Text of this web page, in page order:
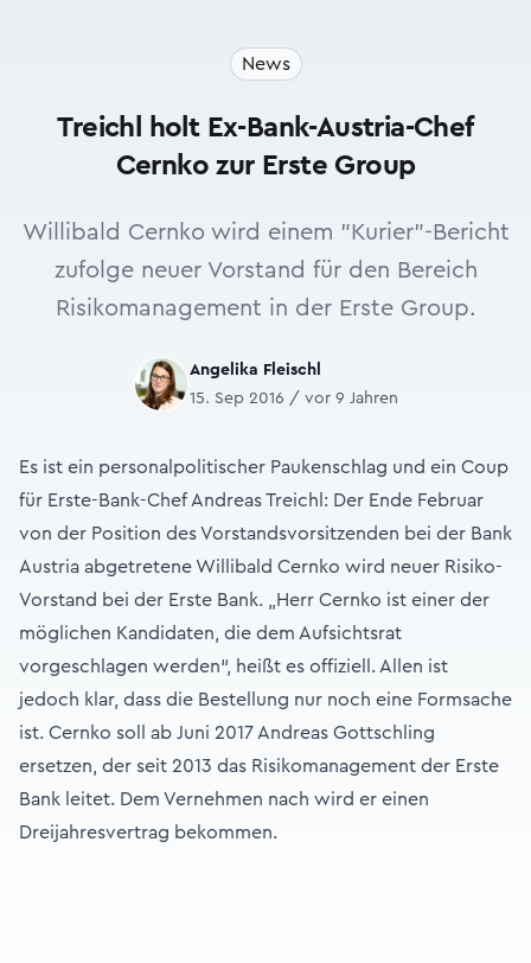
News
Treichl holt Ex-Bank-Austria-Chef
Cernko zur Erste Group
Willibald Cernko wird einem "Kurier"-Bericht
zufolge neuer Vorstand für den Bereich
Risikomanagement in der Erste Group.
Angelika Fleischl
15. Sep 2016 / vor 9 Jahren
Es ist ein personalpolitischer Paukenschlag und ein Coup
für Erste-Bank-Chef Andreas Treichl: Der Ende Februar
von der Position des Vorstandsvorsitzenden bei der Bank
Austria abgetretene Willibald Cernko wird neuer Risiko-
Vorstand bei der Erste Bank. „Herr Cernko ist einer der
möglichen Kandidaten, die dem Aufsichtsrat
vorgeschlagen werden“, heißt es offiziell. Allen ist
jedoch klar, dass die Bestellung nur noch eine Formsache
ist. Cernko soll ab Juni 2017 Andreas Gottschling
ersetzen, der seit 2013 das Risikomanagement der Erste
Bank leitet. Dem Vernehmen nach wird er einen
Dreijahresvertrag bekommen.